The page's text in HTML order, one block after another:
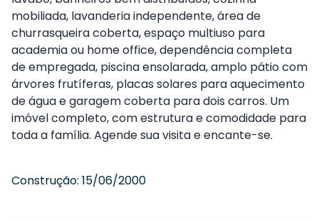
mobiliada, lavanderia independente, área de
churrasqueira coberta, espaço multiuso para
academia ou home office, dependência completa
de empregada, piscina ensolarada, amplo pátio com
árvores frutíferas, placas solares para aquecimento
de água e garagem coberta para dois carros. Um
imóvel completo, com estrutura e comodidade para
toda a família. Agende sua visita e encante-se.
Construção: 15/06/2000